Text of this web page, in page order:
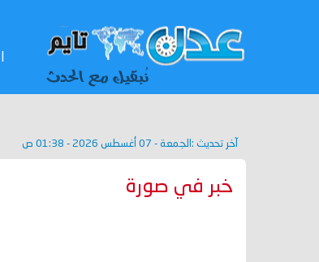
آخر تحديث : الجمعة - 07 أغسطس 2026 - 01:38 ص
خبر في صورة